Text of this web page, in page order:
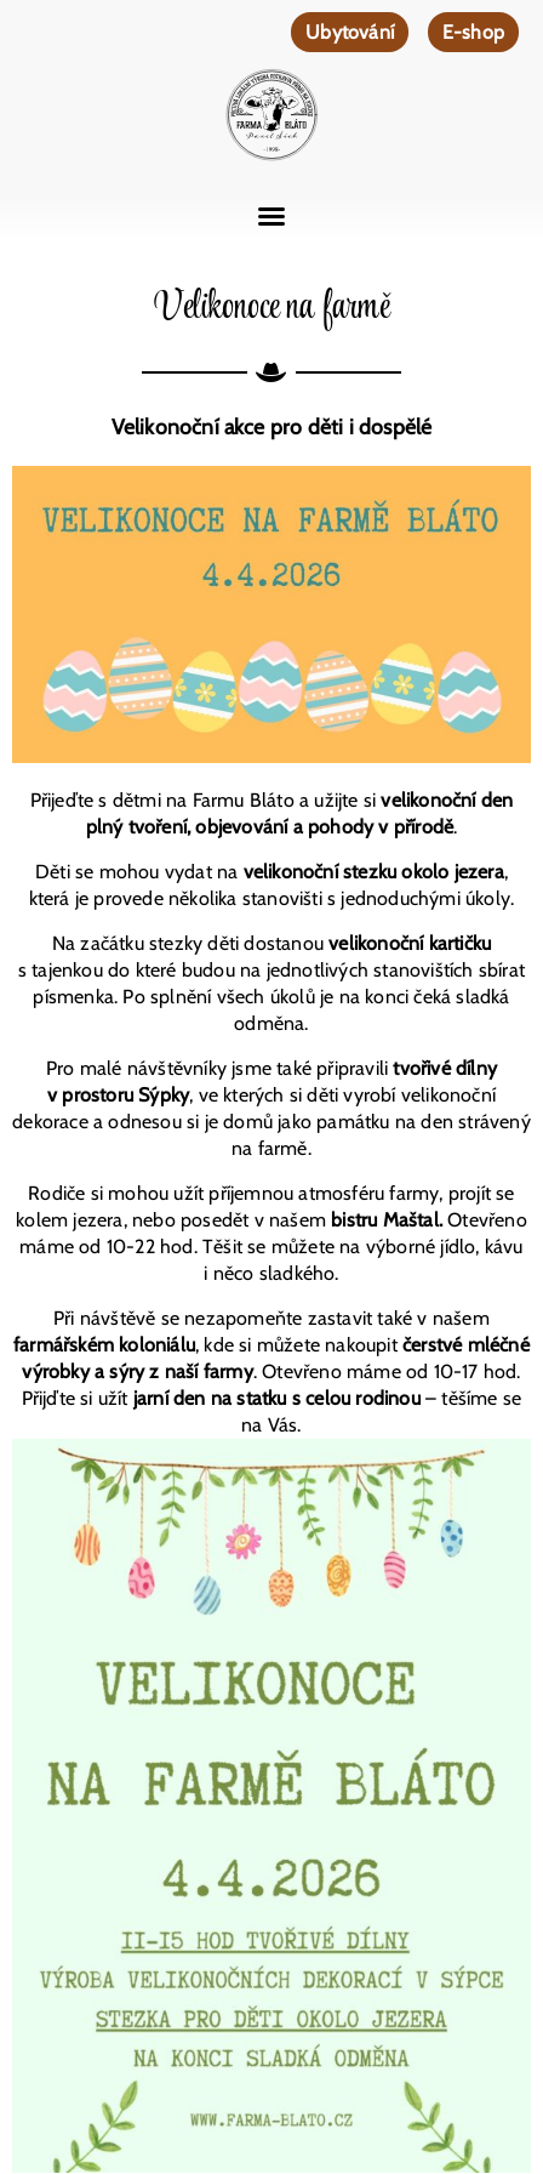
E-shop
Ubytování
Velikonoce na farmě
Velikonoční akce pro děti i dospělé
Přijeďte s dětmi na Farmu Bláto a užijte sivelikonoční den
plný tvoření, objevování a pohody v přírodě.
Děti se mohou vydat na velikonoční stezku okolo jezera,
která je provede několika stanovišti s jednoduchými úkoly.
Na začátku stezky děti dostanouvelikonoční kartičku
s tajenkou do které budou na jednotlivých stanovištích sbírat
písmenka. Po splnění všech úkolů je na konci čeká sladká
odměna.
Pro malé návštěvníky jsme také připravilitvořivé dílny
v prostoru Sýpky, ve kterých si děti vyrobí velikonoční
dekorace a odnesou si je domů jako památku na den strávený
na farmě.
Rodiče si mohou užít příjemnou atmosféru farmy, projít se
kolem jezera, nebo posedět v našem bistru Maštal.Otevřeno
máme od 10-22 hod. Těšit se můžete na výborné jídlo, kávu
i něco sladkého.
Při návštěvě se nezapomeňte zastavit také v našem
farmářském koloniálu, kde si můžete nakoupitčerstvé mléčné
výrobky a sýry z naší farmy. Otevřeno máme od 10-17 hod.
Přijďte si užít jarní den na statku s celou rodinou– těšíme se
na Vás.